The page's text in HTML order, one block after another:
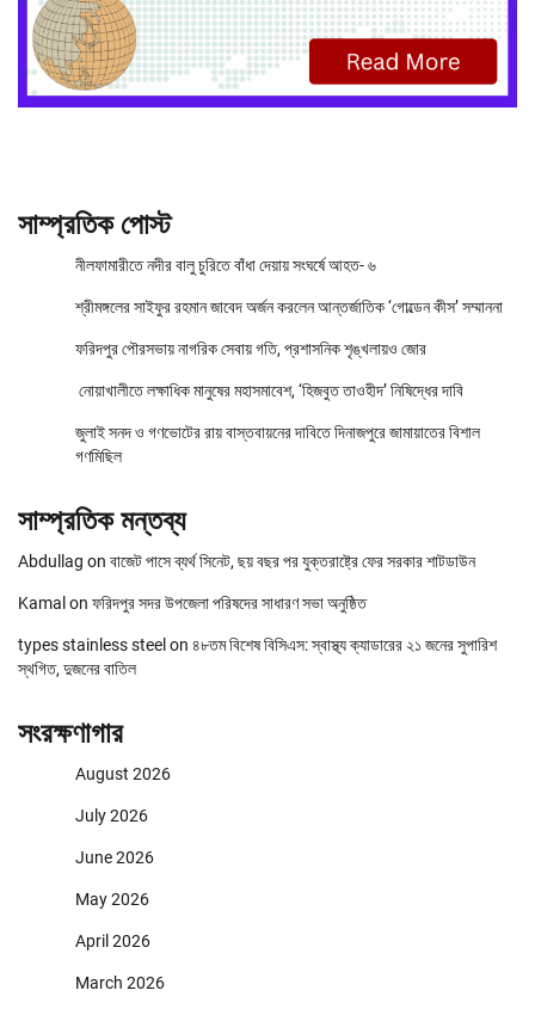
সাম্প্রতিক পোস্ট
নীলফামারীতে নদীর বালু চুরিতে বাঁধা দেয়ায় সংঘর্ষে আহত- ৬
শ্রীমঙ্গলের সাইফুর রহমান জাবেদ অর্জন করলেন আন্তর্জাতিক ‘গোল্ডেন কীস’ সম্মাননা
ফরিদপুর পৌরসভায় নাগরিক সেবায় গতি, প্রশাসনিক শৃঙ্খলায়ও জোর
নোয়াখালীতে লক্ষাধিক মানুষের মহাসমাবেশ, ‘হিজবুত তাওহীদ’ নিষিদ্ধের দাবি
জুলাই সনদ ও গণভোটের রায় বাস্তবায়নের দাবিতে দিনাজপুরে জামায়াতের বিশাল
গণমিছিল
সাম্প্রতিক মন্তব্য
Abdullag on বাজেট পাসে ব্যর্থ সিনেট, ছয় বছর পর যুক্তরাষ্ট্রে ফের সরকার শাটডাউন
Kamal on ফরিদপুর সদর উপজেলা পরিষদের সাধারণ সভা অনুষ্ঠিত
types stainless steel on ৪৮তম বিশেষ বিসিএস: স্বাস্থ্য ক্যাডারের ২১ জনের সুপারিশ
স্থগিত, দুজনের বাতিল
সংরক্ষণাগার
August 2026
July 2026
June 2026
May 2026
April 2026
March 2026